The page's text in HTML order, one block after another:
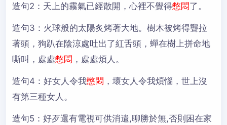
造句2： 天上的霧氣已經散開，心裡不覺得憋悶了。
造句3： 火球般的太陽炙烤著大地。樹木被烤得聾拉
著頭，狗趴在陰涼處吐出了紅舌頭，蟬在樹上拼命地
嘶叫，處處憋悶 ，處處煩人。
造句4： 好女人令我憋悶 ，壞女人令我煩惱，世上沒
有第三種女人。
造句5： 好歹還有電視可供消遣,聊勝於無,否則困在家